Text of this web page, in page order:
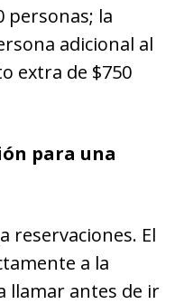
personas; la
adicional al
extra de $750
para una
reservaciones. El
a la
llamar antes de ir